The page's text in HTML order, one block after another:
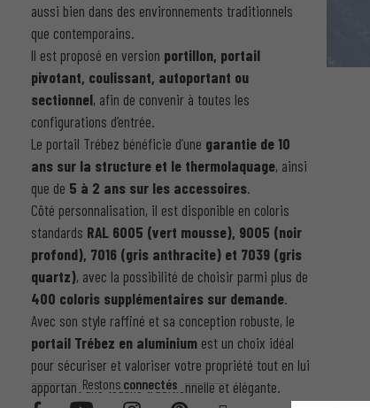
aussi bien dans des environnements traditionnels
que contemporains.
Il est proposé en version portillon, portail
pivotant, coulissant, autoportant ou
sectionnel, afin de convenir à toutes les
configurations d’entrée.
Le portail Trébez bénéficie d’une garantie de 10
ans sur la structure et le thermolaquage, ainsi
que de 5 à 2 ans sur les accessoires.
Côté personnalisation, il est disponible en coloris
standards RAL 6005 (vert mousse), 9005 (noir
profond), 7016 (gris anthracite) et 7039 (gris
quartz), avec la possibilité de choisir parmi plus de
400 coloris supplémentaires sur demande.
Avec son style raffiné et sa conception robuste, le
portail Trébez en aluminiumest un choix idéal
pour sécuriser et valoriser votre propriété tout en lui
apportant une touche traditionnelle et élégante.
Restons connectés